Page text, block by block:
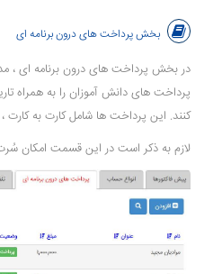
بخش پرداخت های درون برنامه ای
در بخش پرداخت های درون برنامه ای ،
پرداخت های دانش آموزان را به همراه
کنند. این پرداخت ها شامل کارت به
لازم به ذکر است در این قسمت امکان